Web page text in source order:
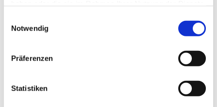
Notwendig
Präferenzen
Statistiken
ZUBEHÖR
DIESE PRODUKTE
KÖNNTEN SIE AUCH
INTERESSIEREN: